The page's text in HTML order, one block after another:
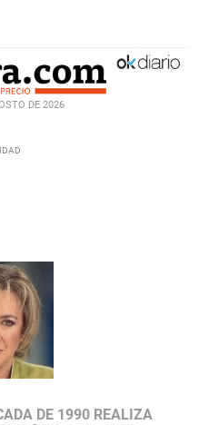
DE 2026
DE 1990 REALIZA